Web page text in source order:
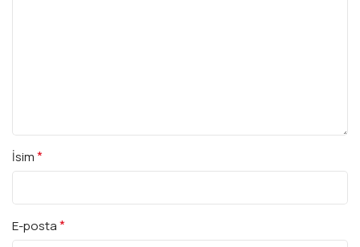
İsim*
E-posta*